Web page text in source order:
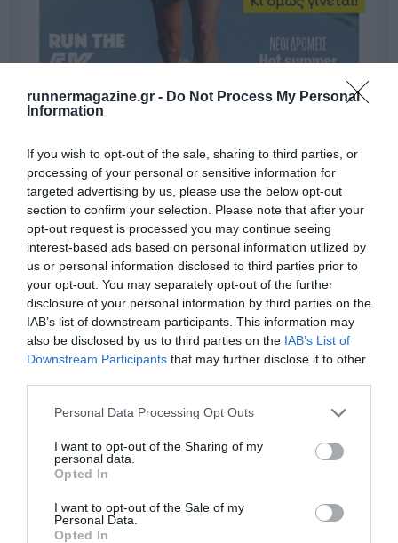
runnermagazine.gr - Do Not Process My Personal
Information
If you wish to opt-out of the sale, sharing to third parties, or
processing of your personal or sensitive information for
targeted advertising by us, please use the below opt-out
section to confirm your selection. Please note that after your
opt-out request is processed you may continue seeing
interest-based ads based on personal information utilized by
us or personal information disclosed to third parties prior to
your opt-out. You may separately opt-out of the further
disclosure of your personal information by third parties on the
IAB’s list of downstream participants. This information may
also be disclosed by us to third parties on the IAB’s List of
Downstream Participants that may further disclose it to other
Personal Data Processing Opt Outs
I want to opt-out of the Sharing of my
personal data.
Opted In
I want to opt-out of the Sale of my
Personal Data.
Opted In
Γίνε Συνδρομητής
Βρες το RUNNER!
Όλα τα Τεύχη